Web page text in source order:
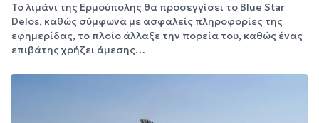
Το λιμάνι της Ερμούπολης θα προσεγγίσει το Blue Star
Delos, καθώς σύμφωνα με ασφαλείς πληροφορίες της
εφημερίδας, το πλοίο άλλαξε την πορεία του, καθώς ένας
επιβάτης χρήζει άμεσης…